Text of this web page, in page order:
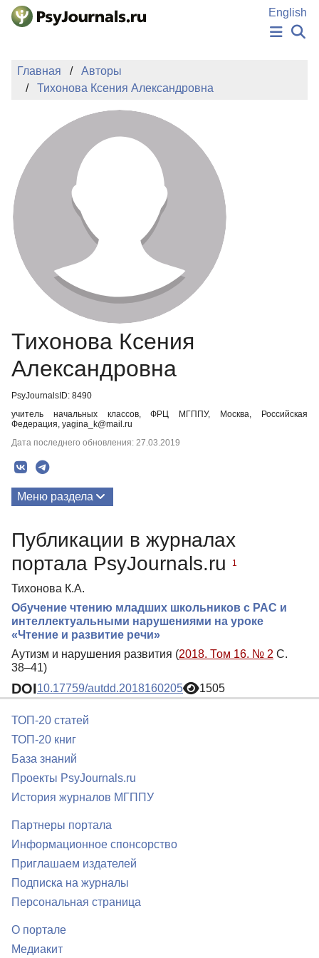
Перейти к основному содержанию
English
ИЗДАНИЯ
АВТОРЫ
ПОДАТЬ РУКОПИСЬ
БАЗА ЗНАНИЙ
КЛЮЧЕВЫЕ СЛОВА
Регистрация
Главная
Авторы
Тихонова Ксения Александровна
Тихонова Ксения
Александровна
PsyJournalsID: 8490
учитель начальных классов, ФРЦ МГППУ, Москва, Российская
Федерация, yagina_k@mail.ru
Дата последнего обновления: 27.03.2019
Меню раздела
Публикации в журналах
портала PsyJournals.ru
1
Тихонова К.А.
Обучение чтению младших школьников с РАС и
интеллектуальными нарушениями на уроке
«Чтение и развитие речи»
Аутизм и нарушения развития (2018. Том 16. № 2 С.
38–41)
DOI10.17759/autdd.2018160205 1505
ТОП-20 статей
ТОП-20 книг
База знаний
Проекты PsyJournals.ru
История журналов МГППУ
Партнеры портала
Информационное спонсорство
Приглашаем издателей
Подписка на журналы
Персональная страница
О портале
Медиакит